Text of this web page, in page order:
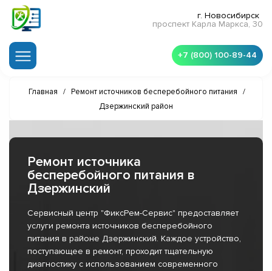
г. Новосибирск
проспект Карла Маркса, 30
+7 (800) 100-89-44
Главная / Ремонт источников бесперебойного питания
/
Дзержинский район
Ремонт источника
бесперебойного питания в
Дзержинский
Сервисный центр "ФиксРем-Сервис" предоставляет
услуги ремонта источников бесперебойного
питания в районе Дзержинский. Каждое устройство,
поступающее в ремонт, проходит тщательную
диагностику с использованием современного